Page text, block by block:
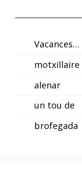
Vacances…
motxillaire
alenar
un tou de
brofegada